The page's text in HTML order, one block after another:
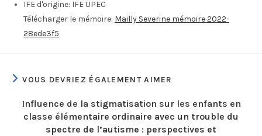
IFE d'origine: IFE UPEC
Télécharger le mémoire: Mailly Severine mémoire 2022-
28ede3f5
VOUS DEVRIEZ ÉGALEMENT AIMER
Influence de la stigmatisation sur les enfants en
classe élémentaire ordinaire avec un trouble du
spectre de l’autisme : perspectives et